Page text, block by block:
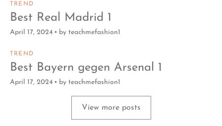
TREND
Best Real Madrid 1
April 17, 2024 by teachmefashion1
TREND
Best Bayern gegen Arsenal 1
April 17, 2024 by teachmefashion1
View more posts